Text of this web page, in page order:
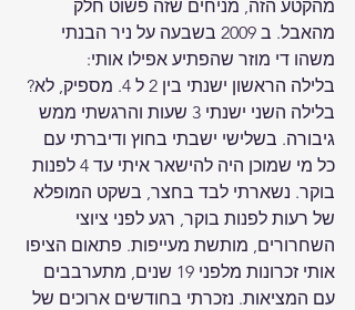
מהקטע הזה, מניחים שזה פשוט חלק
מהאבל. ב 2009 בשבעה על ניר הבנתי
משהו די מוזר שהפתיע אפילו אותי:
בלילה הראשון ישנתי בין 2 ל 4. מספיק, לא?
בלילה השני ישנתי 3 שעות והרגשתי ממש
גיבורה. בשלישי ישבתי בחוץ ודיברתי עם
כל מי שמוכן היה להישאר איתי עד 4 לפנות
בוקר. נשארתי לבד בחצר, בשקט המופלא
של רעות לפנות בוקר, רגע לפני ציוצי
השחרורים, מותשת מעייפות. פתאום הציפו
אותי זכרונות מלפני 19 שנים, מתערבבים
עם המציאות. נזכרתי בחודשים ארוכים של